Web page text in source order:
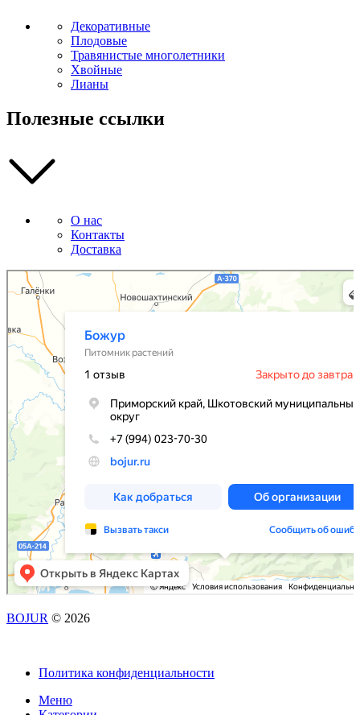
Декоративные
Плодовые
Травянистые многолетники
Хвойные
Лианы
Полезные ссылки
О нас
Контакты
Доставка
Божур
Питомник растений в Приморском крае
BOJUR © 2026
Политика конфиденциальности
Меню